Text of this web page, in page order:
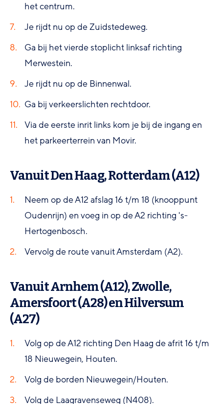
het centrum.
Je rijdt nu op de Zuidstedeweg.
Ga bij het vierde stoplicht linksaf richting
Merwestein.
Je rijdt nu op de Binnenwal.
Ga bij verkeerslichten rechtdoor.
Via de eerste inrit links kom je bij de ingang en
het parkeerterrein van Movir.
Vanuit Den Haag, Rotterdam (A12)
Neem op de A12 afslag 16 t/m 18 (knooppunt
Oudenrijn) en voeg in op de A2 richting 's-
Hertogenbosch.
Vervolg de route vanuit Amsterdam (A2).
Vanuit Arnhem (A12), Zwolle,
Amersfoort (A28) en Hilversum
(A27)
Volg op de A12 richting Den Haag de afrit 16 t/m
18 Nieuwegein, Houten.
Volg de borden Nieuwegein/Houten.
Volg de Laagravenseweg (N408).